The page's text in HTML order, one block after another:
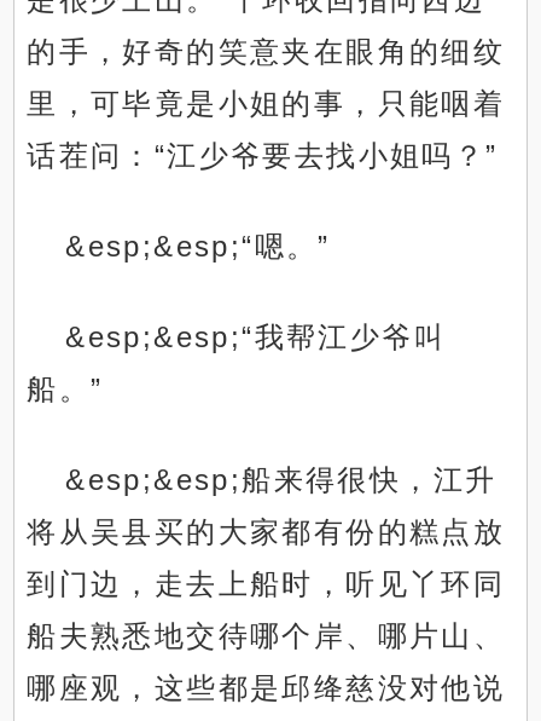
的手，好奇的笑意夹在眼角的细纹
里，可毕竟是小姐的事，只能咽着
话茬问：“江少爷要去找小姐吗？”
&esp;&esp;“嗯。”
&esp;&esp;“我帮江少爷叫
船。”
&esp;&esp;船来得很快，江升
将从吴县买的大家都有份的糕点放
到门边，走去上船时，听见丫环同
船夫熟悉地交待哪个岸、哪片山、
哪座观，这些都是邱绛慈没对他说